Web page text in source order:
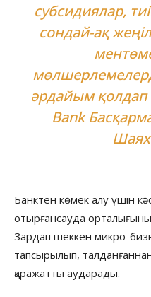
субсидиялар,
сондай-ақ
әрдайым қолдап
Bank
Банктен көмек алу үшін
отырғансауда орталығының
Зардап шеккен микро-
тапсырылып,
қаражатты аударады.